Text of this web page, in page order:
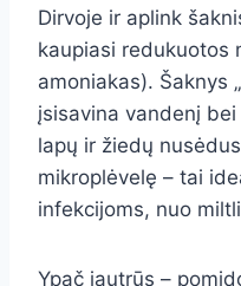
Dirvoje ir aplink
kaupiasi redukuotos
amoniakas). Šaknys
įsisavina vandenį
lapų ir žiedų
mikroplėvelę – tai
infekcijoms, nuo
Ypač jautrūs –